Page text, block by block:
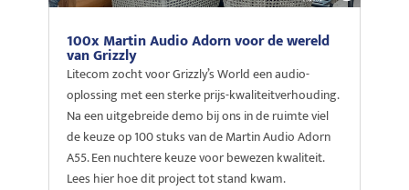
100x Martin Audio Adorn voor de wereld
van Grizzly
Litecom zocht voor Grizzly’s World een audio-
oplossing met een sterke prijs-kwaliteitverhouding.
Na een uitgebreide demo bij ons in de ruimte viel
de keuze op 100 stuks van de Martin Audio Adorn
A55. Een nuchtere keuze voor bewezen kwaliteit.
Lees hier hoe dit project tot stand kwam.